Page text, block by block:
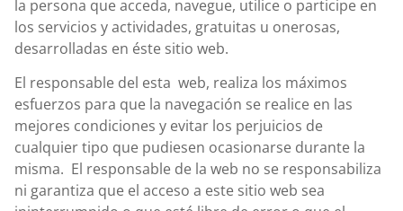
la persona que acceda, navegue, utilice o participe en
los servicios y actividades, gratuitas u onerosas,
desarrolladas en éste sitio web.
El responsable del esta web, realiza los máximos
esfuerzos para que la navegación se realice en las
mejores condiciones y evitar los perjuicios de
cualquier tipo que pudiesen ocasionarse durante la
misma. El responsable de la web no se responsabiliza
ni garantiza que el acceso a este sitio web sea